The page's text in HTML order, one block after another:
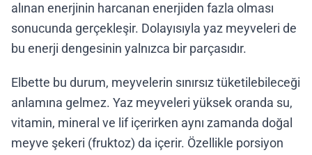
alınan enerjinin harcanan enerjiden fazla olması
sonucunda gerçekleşir. Dolayısıyla yaz meyveleri de
bu enerji dengesinin yalnızca bir parçasıdır.
Elbette bu durum, meyvelerin sınırsız tüketilebileceği
anlamına gelmez. Yaz meyveleri yüksek oranda su,
vitamin, mineral ve lif içerirken aynı zamanda doğal
meyve şekeri (fruktoz) da içerir. Özellikle porsiyon